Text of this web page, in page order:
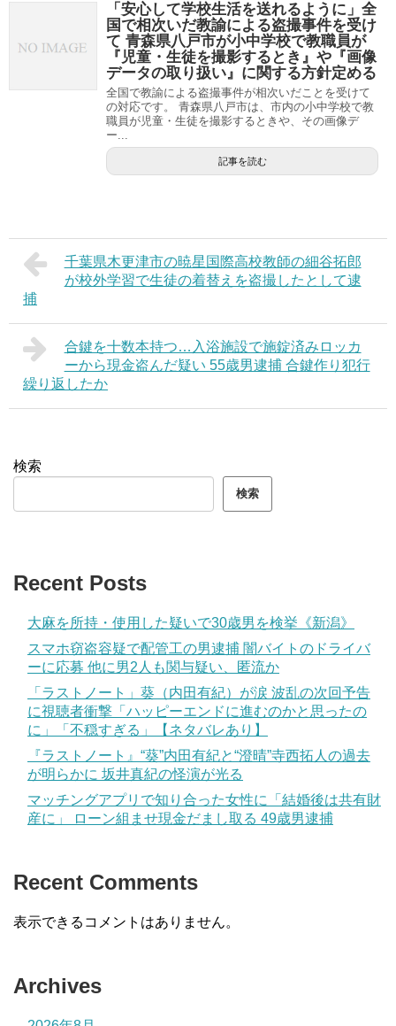
「安心して学校生活を送れるように」全
国で相次いだ教諭による盗撮事件を受け
て 青森県八戸市が小中学校で教職員が
『児童・生徒を撮影するとき』や『画像
データの取り扱い』に関する方針定める
全国で教諭による盗撮事件が相次いだことを受けて
の対応です。 青森県八戸市は、市内の小中学校で教
職員が児童・生徒を撮影するときや、その画像デ
ー...
記事を読む
千葉県木更津市の暁星国際高校教師の細谷拓郎
が校外学習で生徒の着替えを盗撮したとして逮
捕
合鍵を十数本持つ…入浴施設で施錠済みロッカ
ーから現金盗んだ疑い 55歳男逮捕 合鍵作り犯行
繰り返したか
検索
検索
Recent Posts
大麻を所持・使用した疑いで30歳男を検挙《新潟》
スマホ窃盗容疑で配管工の男逮捕 闇バイトのドライバ
ーに応募 他に男2人も関与疑い、匿流か
「ラストノート」葵（内田有紀）が涙 波乱の次回予告
に視聴者衝撃「ハッピーエンドに進むのかと思ったの
に」「不穏すぎる」【ネタバレあり】
『ラストノート』“葵”内田有紀と“澄晴”寺西拓人の過去
が明らかに 坂井真紀の怪演が光る
マッチングアプリで知り合った女性に「結婚後は共有財
産に」 ローン組ませ現金だまし取る 49歳男逮捕
Recent Comments
表示できるコメントはありません。
Archives